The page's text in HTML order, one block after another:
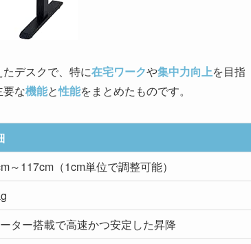
たデスクで、特に在宅ワークや集中力向上を目指
な機能と性能をまとめたものです。
～117cm（1cm単位で調整可能）
ター搭載で高速かつ安定した昇降